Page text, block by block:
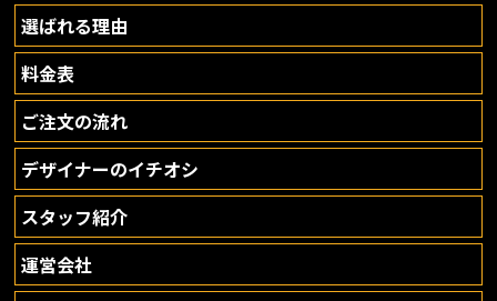
選ばれる理由
料金表
ご注文の流れ
デザイナーのイチオシ
スタッフ紹介
運営会社